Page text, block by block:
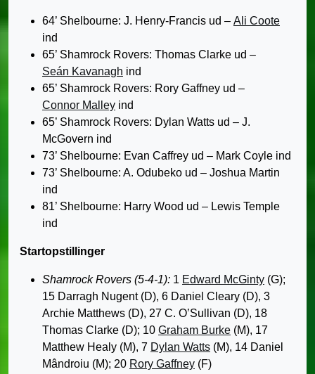
64’ Shelbourne: J. Henry-Francis ud – Ali Coote
ind
65’ Shamrock Rovers: Thomas Clarke ud –
Seán Kavanagh ind
65’ Shamrock Rovers: Rory Gaffney ud –
Connor Malley ind
65’ Shamrock Rovers: Dylan Watts ud – J.
McGovern ind
73’ Shelbourne: Evan Caffrey ud – Mark Coyle ind
73’ Shelbourne: A. Odubeko ud – Joshua Martin
ind
81’ Shelbourne: Harry Wood ud – Lewis Temple
ind
Startopstillinger
Shamrock Rovers (5-4-1): 1 Edward McGinty (G);
15 Darragh Nugent (D), 6 Daniel Cleary (D), 3
Archie Matthews (D), 27 C. O’Sullivan (D), 18
Thomas Clarke (D); 10 Graham Burke (M), 17
Matthew Healy (M), 7 Dylan Watts (M), 14 Daniel
Mândroiu (M); 20 Rory Gaffney (F)